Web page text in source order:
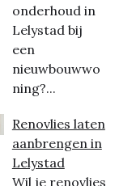
onderhoud in
Lelystad bij
een
nieuwbouwwo
ning?...
Renovlies laten
aanbrengen in
Lelystad
Wil je renovlies